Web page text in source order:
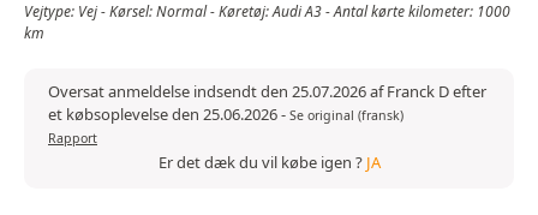
Vejtype: Vej - Kørsel: Normal - Køretøj: Audi A3 - Antal kørte kilometer: 1000
km
Oversat anmeldelse indsendt den 25.07.2026 af Franck D efter
et købsoplevelse den 25.06.2026- Se original (fransk)
Rapport
Er det dæk du vil købe igen ? JA